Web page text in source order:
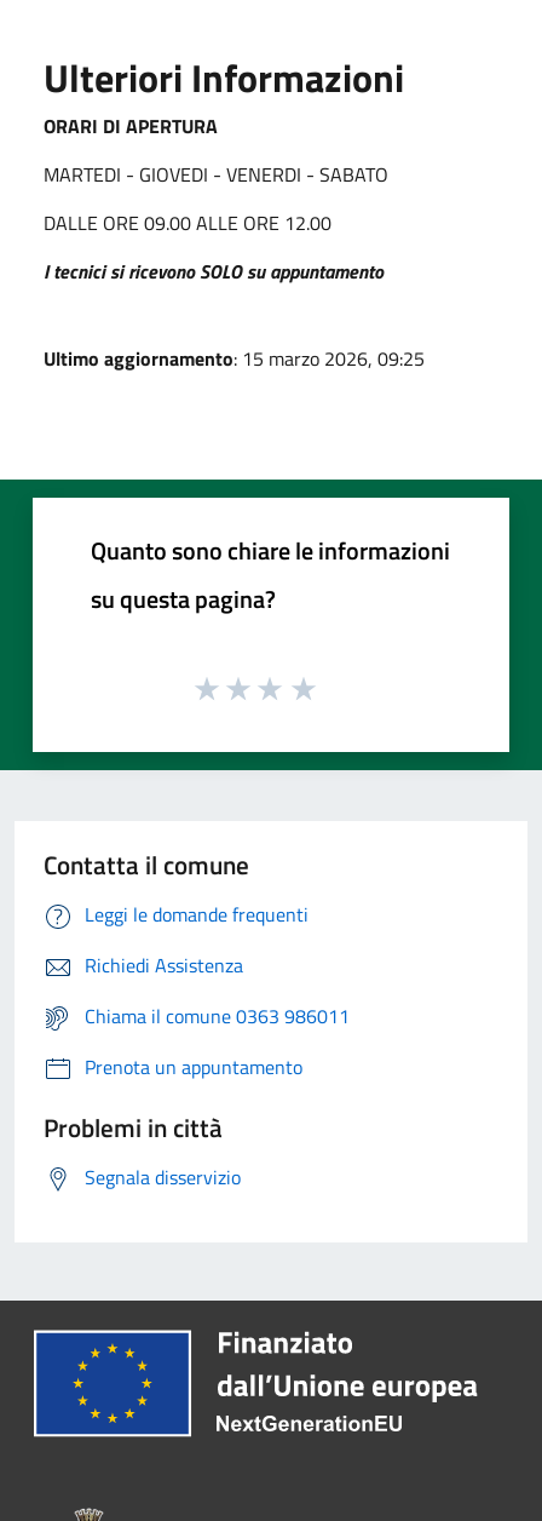
Ulteriori Informazioni
ORARI DI APERTURA
MARTEDI - GIOVEDI - VENERDI - SABATO
DALLE ORE 09.00 ALLE ORE 12.00
I tecnici si ricevono SOLO su appuntamento
Ultimo aggiornamento: 15 marzo 2026, 09:25
Quanto sono chiare le informazioni
su questa pagina?
Contatta il comune
Leggi le domande frequenti
Richiedi Assistenza
Chiama il comune 0363 986011
Prenota un appuntamento
Problemi in città
Segnala disservizio